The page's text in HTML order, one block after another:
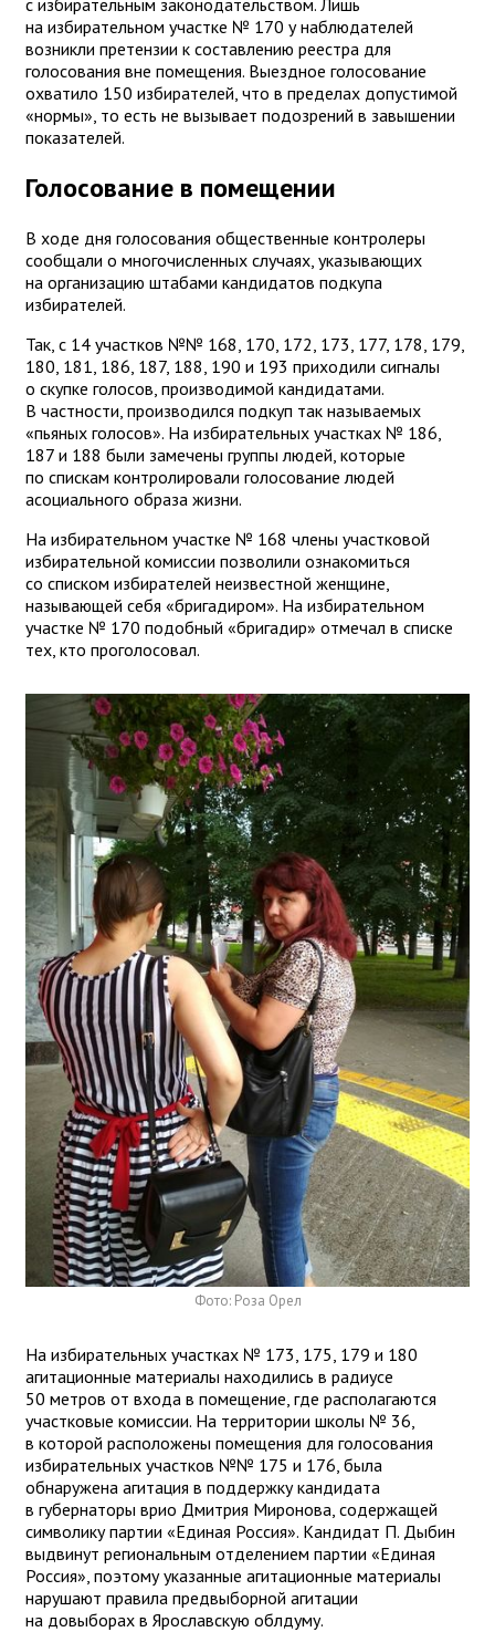
на избирательном участке № 170 у наблюдателей
возникли претензии к составлению реестра для
голосования вне помещения. Выездное голосование
охватило 150 избирателей, что в пределах допустимой
«нормы», то есть не вызывает подозрений в завышении
показателей.
Голосование в помещении
В ходе дня голосования общественные контролеры
сообщали о многочисленных случаях, указывающих
на организацию штабами кандидатов подкупа
избирателей.
Так, с 14 участков №№ 168, 170, 172, 173, 177, 178, 179,
180, 181, 186, 187, 188, 190 и 193 приходили сигналы
о скупке голосов, производимой кандидатами.
В частности, производился подкуп так называемых
«пьяных голосов». На избирательных участках № 186,
187 и 188 были замечены группы людей, которые
по спискам контролировали голосование людей
асоциального образа жизни.
На избирательном участке № 168 члены участковой
избирательной комиссии позволили ознакомиться
со списком избирателей неизвестной женщине,
называющей себя «бригадиром». На избирательном
участке № 170 подобный «бригадир» отмечал в списке
тех, кто проголосовал.
Фото: Роза Орел
На избирательных участках № 173, 175, 179 и 180
агитационные материалы находились в радиусе
50 метров от входа в помещение, где располагаются
участковые комиссии. На территории школы № 36,
в которой расположены помещения для голосования
избирательных участков №№ 175 и 176, была
обнаружена агитация в поддержку кандидата
в губернаторы врио Дмитрия Миронова, содержащей
символику партии «Единая Россия». Кандидат П. Дыбин
выдвинут региональным отделением партии «Единая
Россия», поэтому указанные агитационные материалы
нарушают правила предвыборной агитации
на довыборах в Ярославскую облдуму.